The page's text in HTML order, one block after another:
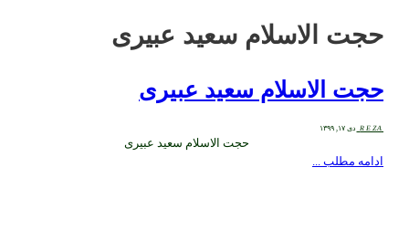
الاسلام سعید عبیری
الاسلام سعید عبیری
دی ۱۷, ۱۳۹۹
حجت الاسلام سعید عبیری
مطلب ...